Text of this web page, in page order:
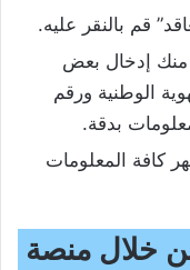
قم بالنقر عليه.
إدخال بعض
الوطنية ورقم
بدقة.
كافة المعلومات
خلال منصة